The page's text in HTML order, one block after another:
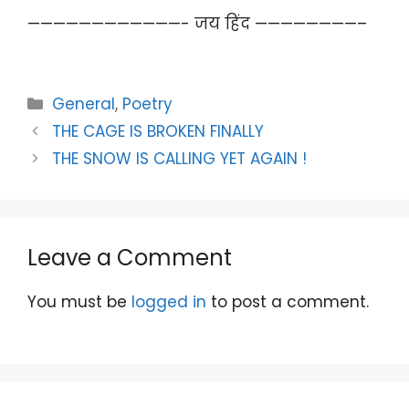
————————————- जय हिंद ————————–
Categories
General, Poetry
THE CAGE IS BROKEN FINALLY
THE SNOW IS CALLING YET AGAIN !
Leave a Comment
You must be logged in to post a comment.